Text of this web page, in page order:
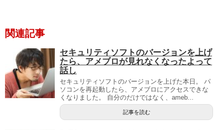
関連記事
セキュリティソフトのバージョンを上げ
たら、アメブロが見れなくなったよって
話し
セキュリティソフトのバージョンを上げた本日。 パ
ソコンを再起動したら、アメブロにアクセスできな
くなりました。 自分のだけではなく、ameb...
記事を読む